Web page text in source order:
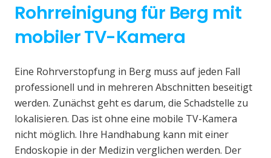
Rohrreinigung für Berg mit
mobiler TV-Kamera
Eine Rohrverstopfung in Berg muss auf jeden Fall
professionell und in mehreren Abschnitten beseitigt
werden. Zunächst geht es darum, die Schadstelle zu
lokalisieren. Das ist ohne eine mobile TV-Kamera
nicht möglich. Ihre Handhabung kann mit einer
Endoskopie in der Medizin verglichen werden. Der